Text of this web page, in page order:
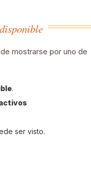
mostrarse por uno de
.
ser visto.